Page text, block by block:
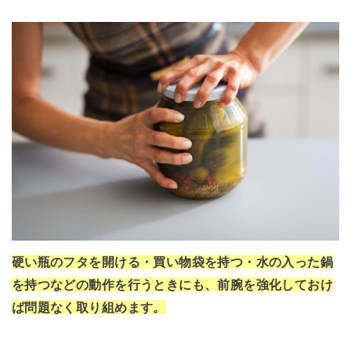
硬い瓶のフタを開ける・買い物袋を持つ・水の入った鍋
を持つなどの動作を行うときにも、前腕を強化しておけ
ば問題なく取り組めます。